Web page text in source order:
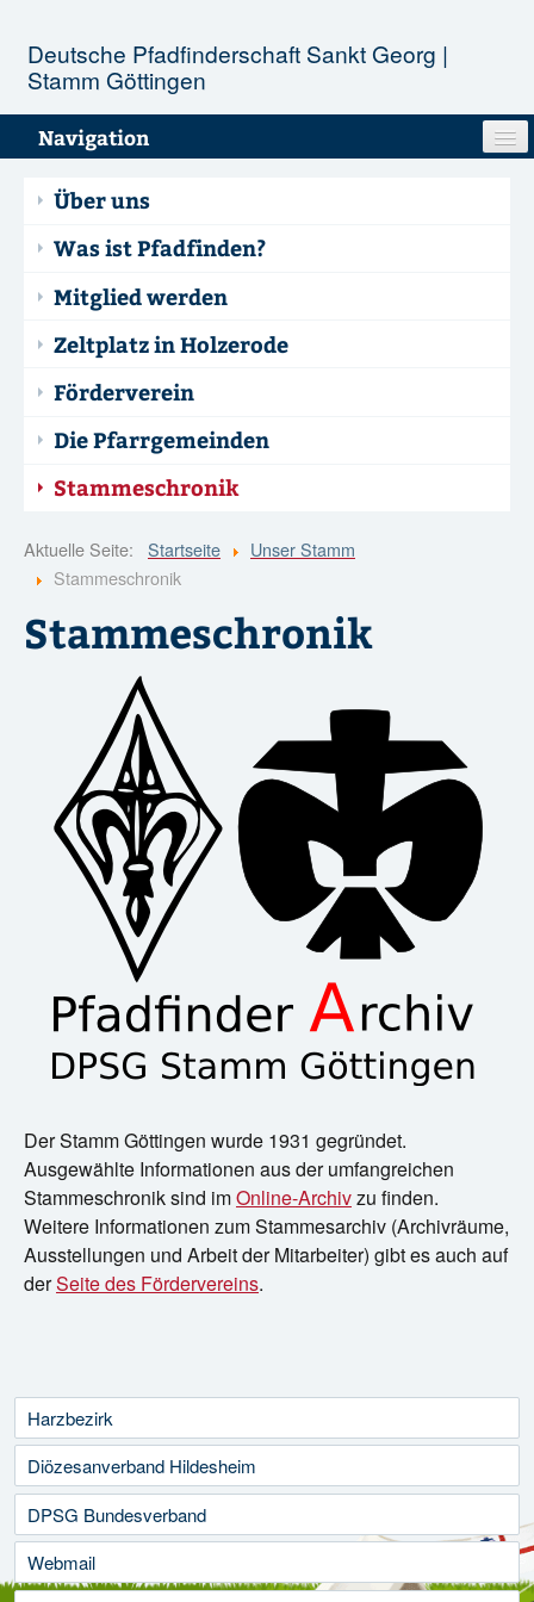
Deutsche Pfadfinderschaft Sankt Georg |
Stamm Göttingen
Navigation
Unser Stamm
Stufen
Aktionen
Termine
Infopool
Kontakt
?
Über uns
Was ist Pfadfinden?
Mitglied werden
Zeltplatz in Holzerode
Förderverein
Die Pfarrgemeinden
Stammeschronik
Aktuelle Seite: Startseite
Unser Stamm
Stammeschronik
Stammeschronik
Der Stamm Göttingen wurde 1931 gegründet.
Ausgewählte Informationen aus der umfangreichen
Stammeschronik sind imOnline-Archivzu finden.
Weitere Informationen zum Stammesarchiv (Archivräume,
Ausstellungen und Arbeit der Mitarbeiter) gibt es auch auf
derSeite des Fördervereins.
Harzbezirk
Diözesanverband Hildesheim
DPSG Bundesverband
Webmail